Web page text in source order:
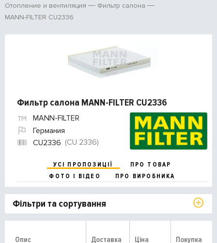
Отопление и вентиляция
Фильтр салона
MANN-FILTER CU2336
Фильтр салона MANN-FILTER CU2336
MANN-FILTER
Германия
CU2336 (CU 2336)
УСІ ПРОПОЗИЦІЇ
ПРО ТОВАР
ФОТО І ВІДЕО
ПРО ВИРОБНИКА
Фільтри та сортування
Опис Доставка Ціна Покупка